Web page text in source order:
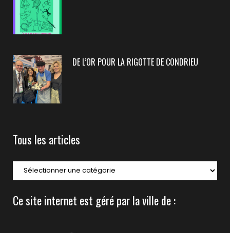
DE L’OR POUR LA RIGOTTE DE CONDRIEU
Tous les articles
Ce site internet est géré par la ville de :